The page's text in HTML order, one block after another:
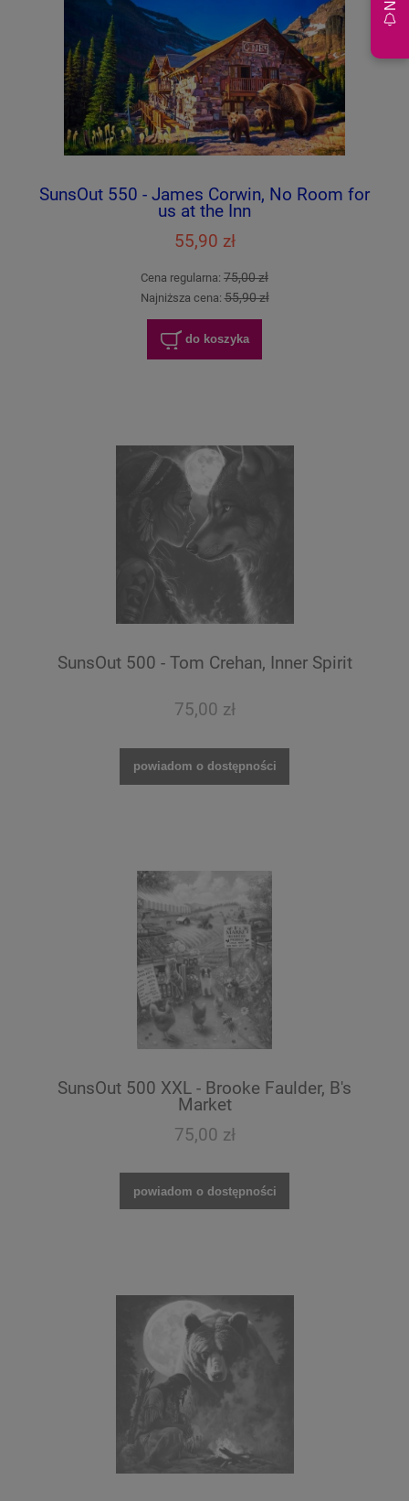
SunsOut 550 - James Corwin, No Room for
us at the Inn
55,90 zł
Cena regularna: 75,00 zł
Najniższa cena:55,90 zł
do koszyka
SunsOut 500 - Tom Crehan, Inner Spirit
75,00 zł
powiadom o dostępności
SunsOut 500 XXL - Brooke Faulder, B's
Market
75,00 zł
powiadom o dostępności